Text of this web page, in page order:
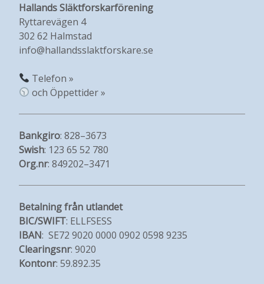
Hallands Släktforskarförening
Ryttarevägen 4
302 62 Halmstad
info@hallandsslaktforskare.se
Telefon »
och Öppettider »
Bankgiro: 828–3673
Swish: 123 65 52 780
Org.nr: 849202–3471
Betalning från utlandet
BIC/SWIFT: ELLFSESS
IBAN: SE72 9020 0000 0902 0598 9235
Clearingsnr: 9020
Kontonr: 59.892.35